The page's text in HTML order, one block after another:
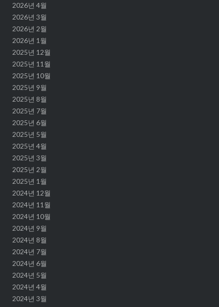
2026년 4월
2026년 3월
2026년 2월
2026년 1월
2025년 12월
2025년 11월
2025년 10월
2025년 9월
2025년 8월
2025년 7월
2025년 6월
2025년 5월
2025년 4월
2025년 3월
2025년 2월
2025년 1월
2024년 12월
2024년 11월
2024년 10월
2024년 9월
2024년 8월
2024년 7월
2024년 6월
2024년 5월
2024년 4월
2024년 3월